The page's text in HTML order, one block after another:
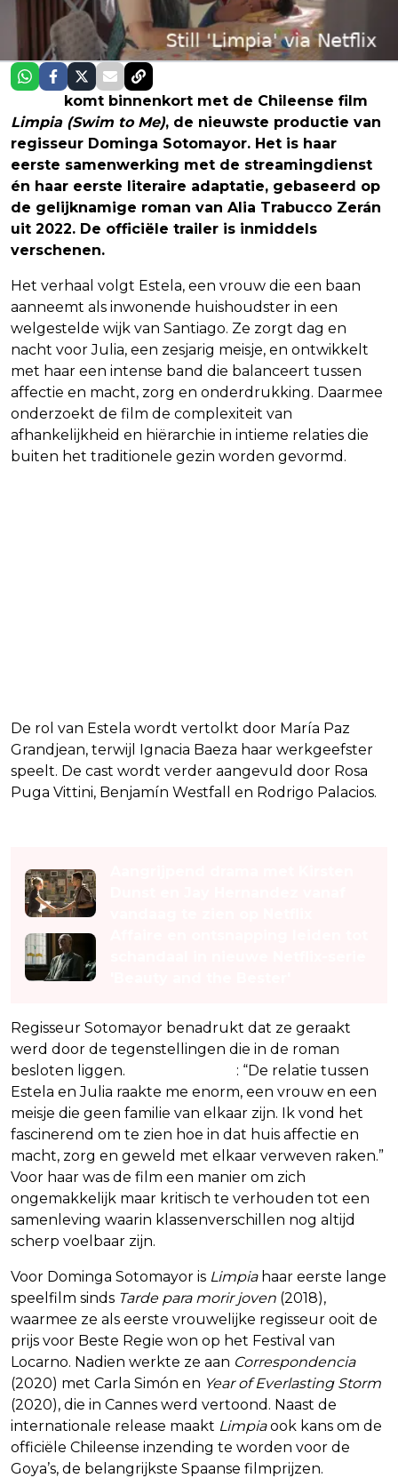
komt binnenkort met de Chileense film
Limpia (Swim to Me), de nieuwste productie van
regisseur Dominga Sotomayor. Het is haar
eerste samenwerking met de streamingdienst
én haar eerste literaire adaptatie, gebaseerd op
de gelijknamige roman van Alia Trabucco Zerán
uit 2022. De officiële trailer is inmiddels
verschenen.
Het verhaal volgt Estela, een vrouw die een baan
aanneemt als inwonende huishoudster in een
welgestelde wijk van Santiago. Ze zorgt dag en
nacht voor Julia, een zesjarig meisje, en ontwikkelt
met haar een intense band die balanceert tussen
affectie en macht, zorg en onderdrukking. Daarmee
onderzoekt de film de complexiteit van
afhankelijkheid en hiërarchie in intieme relaties die
buiten het traditionele gezin worden gevormd.
De rol van Estela wordt vertolkt door María Paz
Grandjean, terwijl Ignacia Baeza haar werkgeefster
speelt. De cast wordt verder aangevuld door Rosa
Puga Vittini, Benjamín Westfall en Rodrigo Palacios.
Regisseur Sotomayor benadrukt dat ze geraakt
werd door de tegenstellingen die in de roman
besloten liggen.
: “De relatie tussen
Estela en Julia raakte me enorm, een vrouw en een
meisje die geen familie van elkaar zijn. Ik vond het
fascinerend om te zien hoe in dat huis affectie en
macht, zorg en geweld met elkaar verweven raken.”
Voor haar was de film een manier om zich
ongemakkelijk maar kritisch te verhouden tot een
samenleving waarin klassenverschillen nog altijd
scherp voelbaar zijn.
Voor Dominga Sotomayor is Limpiahaar eerste lange
speelfilm sinds Tarde para morir joven (2018),
waarmee ze als eerste vrouwelijke regisseur ooit de
prijs voor Beste Regie won op het Festival van
Locarno. Nadien werkte ze aan Correspondencia
(2020) met Carla Simón en Year of Everlasting Storm
(2020), die in Cannes werd vertoond. Naast de
internationale release maakt Limpiaook kans om de
officiële Chileense inzending te worden voor de
Goya’s, de belangrijkste Spaanse filmprijzen.